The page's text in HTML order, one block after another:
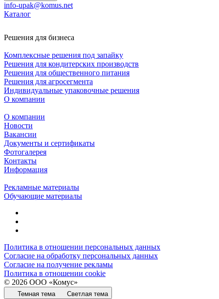
info-upak@komus.net
Каталог
Решения для бизнеса
Комплексные решения под запайку
Решения для кондитерских производств
Решения для общественного питания
Решения для агросегмента
Индивидуальные упаковочные решения
О компании
О компании
Новости
Вакансии
Документы и сертификаты
Фотогалерея
Контакты
Информация
Рекламные материалы
Обучающие материалы
Политика в отношении персональных данных
Согласие на обработку персональных данных
Согласие на получение рекламы
Политика в отношении cookie
© 2026 ООО «Комус»
Темная тема Светлая тема